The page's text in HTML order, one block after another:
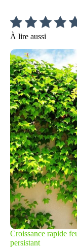
À lire aussi
Croissance rapide
persistant